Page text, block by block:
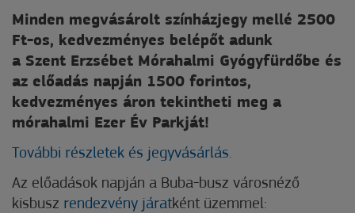
Minden megvásárolt színházjegy mellé 2500
Ft-os, kedvezményes belépőt adunk
a Szent Erzsébet Mórahalmi Gyógyfürdőbe és
az előadás napján 1500 forintos,
kedvezményes áron tekintheti meg a
mórahalmi Ezer Év Parkját!
További részletek és jegyvásárlás.
Az előadások napján a Buba-busz városnéző
kisbusz rendezvény járatként üzemmel: